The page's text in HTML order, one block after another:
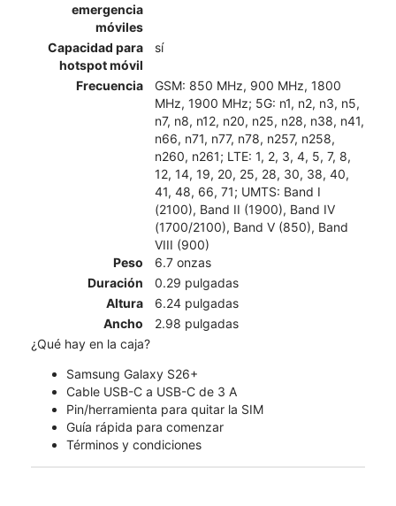
emergencia
móviles
Capacidad para
hotspot móvil
sí
Frecuencia
GSM: 850 MHz, 900 MHz, 1800
MHz, 1900 MHz; 5G: n1, n2, n3, n5,
n7, n8, n12, n20, n25, n28, n38, n41,
n66, n71, n77, n78, n257, n258,
n260, n261; LTE: 1, 2, 3, 4, 5, 7, 8,
12, 14, 19, 20, 25, 28, 30, 38, 40,
41, 48, 66, 71; UMTS: Band I
(2100), Band II (1900), Band IV
(1700/2100), Band V (850), Band
VIII (900)
Peso
6.7 onzas
Duración
0.29 pulgadas
Altura
6.24 pulgadas
Ancho
2.98 pulgadas
¿Qué hay en la caja?
Samsung Galaxy S26+
Cable USB-C a USB-C de 3 A
Pin/herramienta para quitar la SIM
Guía rápida para comenzar
Términos y condiciones